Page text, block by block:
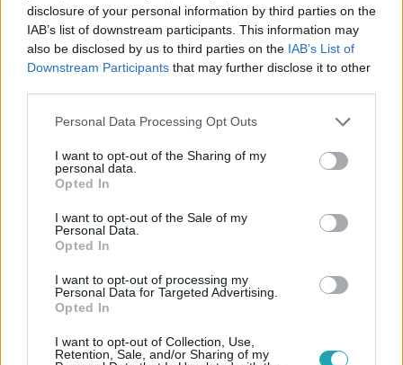
disclosure of your personal information by third parties on the
IAB’s list of downstream participants. This information may
also be disclosed by us to third parties on the IAB’s List of
Downstream Participants that may further disclose it to other
Please note that this website/app uses one or more Google
not limited to your visit or usage behaviour. You may click to
grant or deny consent to Google and its third-party tags to
use your data for below specified purposes in below Google
consent section.
Personal Data Processing Opt Outs
I want to opt-out of the Sharing of my
personal data.
Opted In
I want to opt-out of the Sale of my
Personal Data.
Opted In
I want to opt-out of processing my
Personal Data for Targeted Advertising.
Opted In
I want to opt-out of Collection, Use,
Retention, Sale, and/or Sharing of my
Kövess minket, és értesülj a friss hírekről a
Facebookon is!
Követem
HÍRADÓ #BALESET ITTAS VEZETÉS